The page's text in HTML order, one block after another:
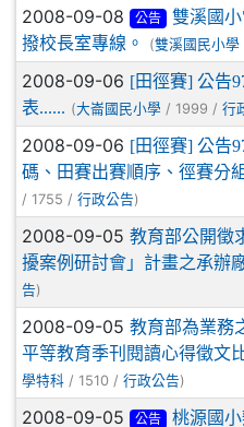
2008-09-08 公告
雙溪國
撥校長室專線。
(雙溪國民小學
2008-09-06 [田徑賽] 公告
表......
(大崙國民小學 / 1999 / 行
2008-09-06 [田徑賽] 公告
碼、田賽出賽順序、徑賽分
/ 1755 / 行政公告)
2008-09-05 教育部公開徵
擾案例研討會」計畫之承辦
告)
2008-09-05 教育部為業務
平等教育季刊閱讀心得徵文
學特科 / 1510 / 行政公告)
2008-09-05 公告
桃源國